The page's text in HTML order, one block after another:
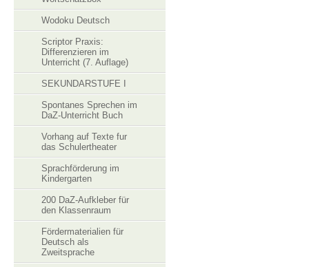
Wodoku Deutsch
Scriptor Praxis:
Differenzieren im
Unterricht (7. Auflage)
SEKUNDARSTUFE I
Spontanes Sprechen im
DaZ-Unterricht Buch
Vorhang auf Texte fur
das Schulertheater
Sprachförderung im
Kindergarten
200 DaZ-Aufkleber für
den Klassenraum
Fördermaterialien für
Deutsch als
Zweitsprache